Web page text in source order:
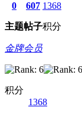
0
主题
607
帖子
1368
积分
金牌会员
积分
1368